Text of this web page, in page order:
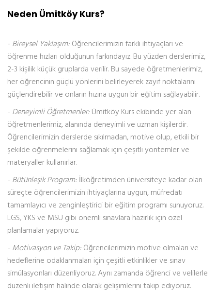
Neden Ümitköy Kurs?
- Bireysel Yaklaşım:Öğrencilerimizin farklı ihtiyaçları ve
öğrenme hızları olduğunun farkındayız. Bu yüzden derslerimiz,
2-3 kişilik küçük gruplarda verilir. Bu sayede öğretmenlerimiz,
her öğrencinin güçlü yönlerini belirleyerek zayıf noktalarını
güçlendirebilir ve onların hızına uygun bir eğitim sağlayabilir.
- Deneyimli Öğretmenler:Ümitköy Kurs ekibinde yer alan
öğretmenlerimiz, alanında deneyimli ve uzman kişilerdir.
Öğrencilerimizin derslerde sıkılmadan, motive olup, etkili bir
şekilde öğrenmelerini sağlamak için çeşitli yöntemler ve
materyaller kullanırlar.
- Bütünleşik Program:İlköğretimden üniversiteye kadar olan
süreçte öğrencilerimizin ihtiyaçlarına uygun, müfredatı
tamamlayıcı ve zenginleştirici bir eğitim programı sunuyoruz.
LGS, YKS ve MSÜ gibi önemli sınavlara hazırlık için özel
planlamalar yapıyoruz.
- Motivasyon ve Takip:Öğrencilerimizin motive olmaları ve
hedeflerine odaklanmaları için çeşitli etkinlikler ve sınav
simülasyonları düzenliyoruz. Aynı zamanda öğrenci ve velilerle
düzenli iletişim halinde olarak gelişimlerini takip ediyoruz.